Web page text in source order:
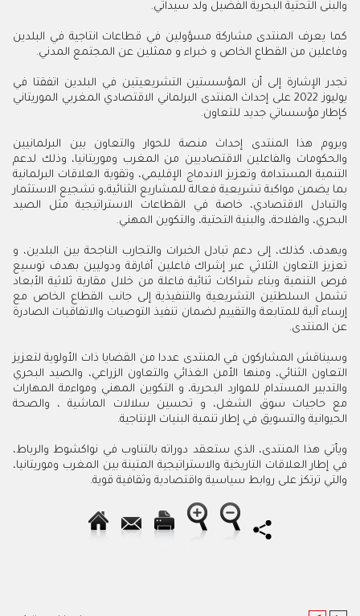
والبنى التحتية البحرية الفضيل ولد سيداتي.
كما يعرف المنتدى مشاركة مسؤولين في قطاعات انتاجية في البلدين
وفاعلين من القطاع الخاص و خبراء و ممثلين عن المجتمع المدني.
تجدر الإشارة إلى أن المؤسستين التشريعيتين في البلدين اتفقتا في
يوليوز 2022 على إحداث المنتدى البرلماني الاقتصادي المغربي الموريتاني
كإطار مؤسساتي جديد للتعاون.
ويروم هذا المنتدى إحداث منصة للحوار والتعاون بين البرلمانيين
والحكومات والفاعلين الاقتصاديين من المغرب وموريتانيا، وذلك لدعم
التنمية المستدامة وتعزيز الاندماج الإقليمي، وتقوية العلاقات البرلمانية
بما يضمن مواكبة تشريعية فعالة للمشاريع الثنائية،و تشجيع الاستثمار
والتبادل الاقتصادي، خاصة في القطاعات الاستراتيجية مثل الصيد
البحري، والفلاحة، والبنية التحتية، والتكوين المهني.
ويهدف، كذلك، إلى دعم تبادل الخبرات والتجارب الناجحة بين البلدين، و
تعزيز التعاون الثلاثي عبر إشراك فاعلين أفارقة ودوليين بهدف توسيع
فرص التنمية وبناء شراكات ثنائية فاعلة من خلال مقاربة ثلاثية الأبعاد
تشمل السلطتين التشريعية والتنفيذية إلى جانب القطاع الخاص مع
إرساء آلية للمتابعة والتقييم لضمان تنفيذ التوصيات والاتفاقيات الصادرة
عن المنتدى.
وسيناقش المشاركون في المنتدى عددا من القضايا ذات الأولوية لتعزيز
التعاون الثنائي، ومنها الأمن الغذائي والتعاون الزراعي، والصيد البحري
والتدبير المستدام للموارد البحرية، و التكوين المهني ومواءمة المهارات
مع حاجيات سوق الشغل، و تحسين سلالات الماشية ، والصحة
الحيوانية والتسويق في إطار تنمية البنيات الإنتاجية.
ويأتي هذا المنتدى، الذي ستعقد دوراته بالتناوب في نواكشوط والرباط،
في إطار العلاقات التاريخية والاستراتيجية المتينة بين المغرب وموريتانيا،
والتي ترتكز على روابط سياسية واقتصادية وثقافية قوية.